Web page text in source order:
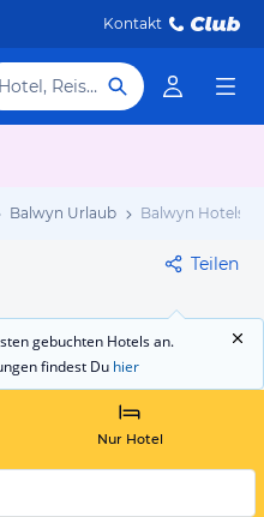
Kontakt
Hotel, Reiseziel
Balwyn Urlaub Balwyn Hotels
Teilen
gebuchten Hotels an.
findest Du hier
Nur Hotel